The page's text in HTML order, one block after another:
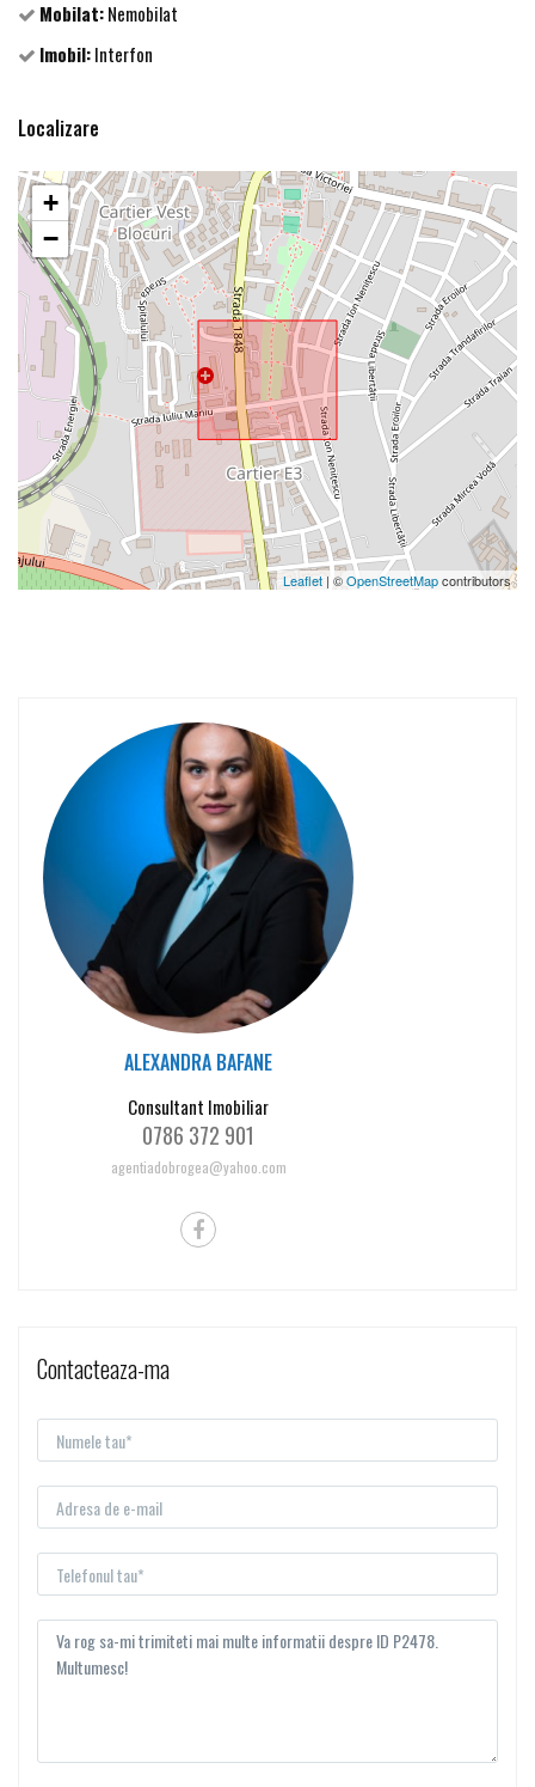
Mobilat:Nemobilat
Imobil:Interfon
Localizare
+
−
Leaflet | ©OpenStreetMapcontributors
ALEXANDRA BAFANE
Consultant Imobiliar
0786 372 901
agentiadobrogea@yahoo.com
Contacteaza-ma